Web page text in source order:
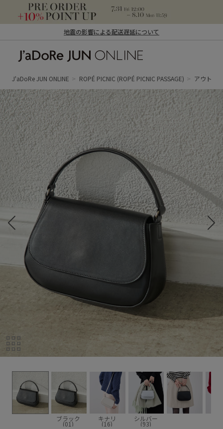
地震の影響による配送遅延について
ン オンライン）
J'aDoRe JUN ONLINE ROPÉ PICNIC (ROPÉ PICNIC PASSAGE) アウトレ
ブラック
(01)
キナリ
(16)
シルバー
(93)